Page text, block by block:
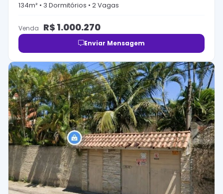
134m² • 3 Dormitórios • 2Vagas
Venda R$ 1.000.270
Enviar Mensagem